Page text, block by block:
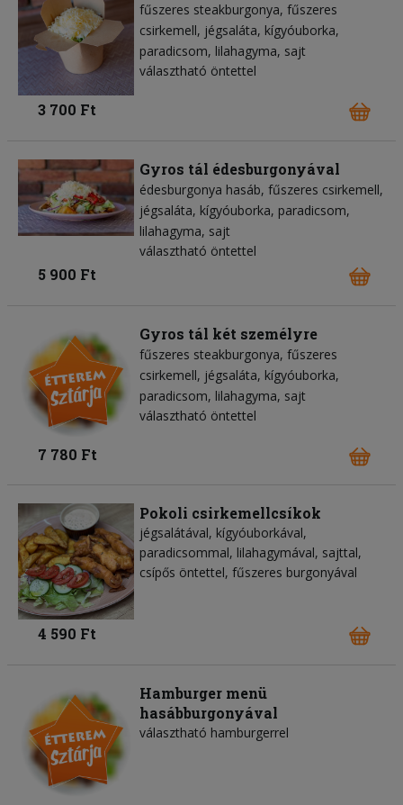
fűszeres steakburgonya fűszeres
csirkemell jégsaláta kígyóuborka
paradicsom lilahagyma sajt
választható öntettel
3 700 Ft
Gyros tál édesburgonyával
édesburgonya hasáb fűszeres csirkemell
jégsaláta kígyóuborka paradicsom
lilahagyma sajt
választható öntettel
5 900 Ft
Gyros tál két személyre
fűszeres steakburgonya fűszeres
csirkemell jégsaláta kígyóuborka
paradicsom lilahagyma sajt
választható öntettel
7 780 Ft
Pokoli csirkemellcsíkok
jégsalátával, kígyóuborkával,
paradicsommal, lilahagymával, sajttal,
csípős öntettel, fűszeres burgonyával
4 590 Ft
Hamburger menü
hasábburgonyával
választható hamburgerrel